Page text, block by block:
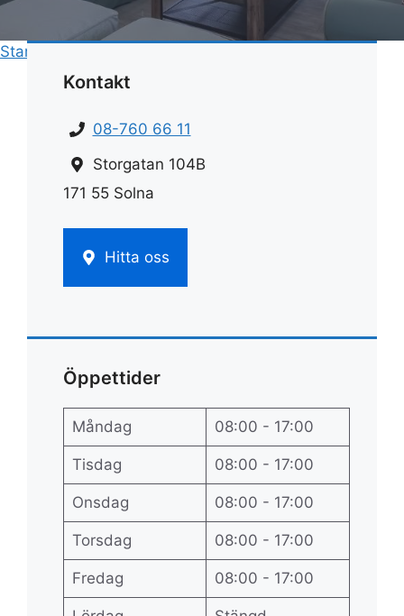
Start
Kontakt
08-760 66 11
Storgatan 104B
171 55 Solna
Hitta oss
Öppettider
Måndag 08:00 - 17:00
Tisdag 08:00 - 17:00
Onsdag 08:00 - 17:00
Torsdag 08:00 - 17:00
Fredag 08:00 - 17:00